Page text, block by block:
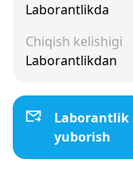
Laborantlikda
Chiqish kelishigi
Laborantlikdan
Laborantlik
yuborish